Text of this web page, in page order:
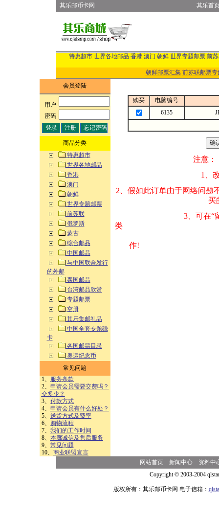
其乐邮币卡网 其乐首
特惠超市 世界各地邮品 香港 澳门 朝鲜 世界专题邮票 前
朝鲜邮票汇集 前苏联邮票专
会员登陆
用户:
密码:
商品分类
特惠超市
世界各地邮品
香港
澳门
朝鲜
世界专题邮票
前苏联
俄罗斯
蒙古
综合邮品
中国邮品
与中国联合发行
的外邮
泰国邮品
台湾邮品欣赏
专题邮票
空册
其乐集邮礼品
中国全套专题磁
卡
各国邮票目录
奥运纪念币
常见问题
1、
服务条款
2、 申请会员需要交费吗？
交多少？
3、 付款方式
4、 申请会员有什么好处？
5、 送货方式及费率
6、
购物流程
7、 我们的工作时间
8、 本廊诚信及售后服务
9、 常见问题
10、 商业联盟宣言
购买
电脑编号
6135
注意：
1、改变商品数量
2、假如此订单由
买的邮品的“
3、可在“
类 方式告之
作!
网站首页 新闻中心
资料中
Copyright © 2003-2004
版权所有：其乐邮币卡网 电子信箱：